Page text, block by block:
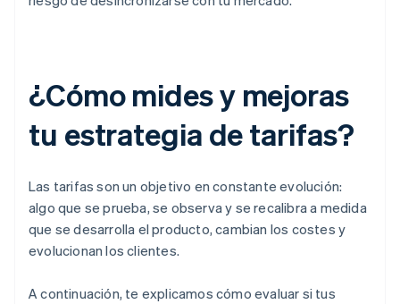
¿Cómo mides y mejoras
tu estrategia de tarifas?
Las tarifas son un objetivo en constante evolución:
algo que se prueba, se observa y se recalibra a medida
que se desarrolla el producto, cambian los costes y
evolucionan los clientes.
A continuación, te explicamos cómo evaluar si tus